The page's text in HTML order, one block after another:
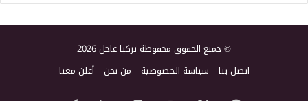
© جميع الحقوق محفوظة تركيا عاجل 2026
اتصل بنا سياسة الخصوصية من نحن أعلن معنا